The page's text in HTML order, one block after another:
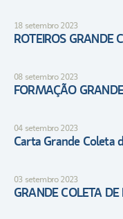
18 setembro 2023
ROTEIROS GRANDE
08 setembro 2023
FORMAÇÃO
04 setembro 2023
Carta Grande Coleta
03 setembro 2023
GRANDE COLETA